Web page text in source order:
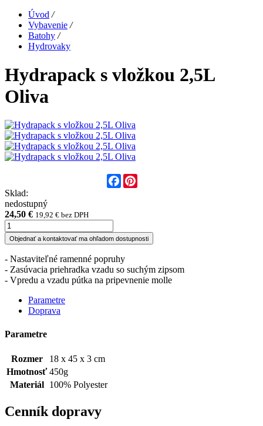
Úvod /
Vybavenie /
Batohy /
Hydrovaky
Hydrapack s vložkou 2,5L
Oliva
Facebook
Sklad:
nedostupný
24,50 € 19,92 € bez DPH
Objednať a kontaktovať ma ohľadom dostupnosti
- Nastaviteľné ramenné popruhy
- Zasúvacia priehradka vzadu so suchým zipsom
- Vpredu a vzadu pútka na pripevnenie molle
Parametre
Doprava
Parametre
Rozmer
18 x 45 x 3 cm
Hmotnosť 450g
Materiál
100% Polyester
Cenník dopravy